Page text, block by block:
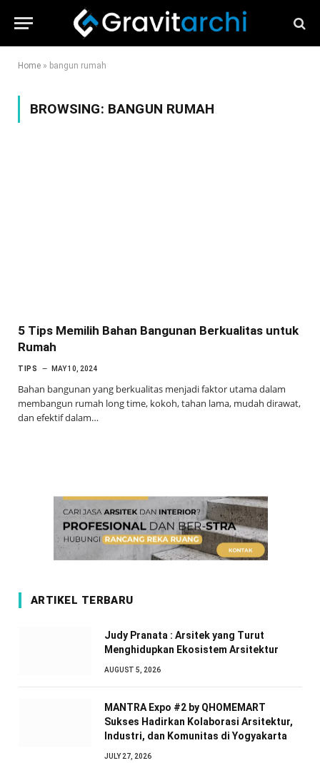
Home » bangun rumah
BROWSING: BANGUN RUMAH
5 Tips Memilih Bahan Bangunan Berkualitas untuk
Rumah
TIPS MAY 10, 2024
Bahan bangunan yang berkualitas menjadi faktor utama dalam
membangun rumah long time, kokoh, tahan lama, mudah dirawat,
dan efektif dalam…
ARTIKEL TERBARU
Judy Pranata : Arsitek yang Turut
Menghidupkan Ekosistem Arsitektur
AUGUST 5, 2026
MANTRA Expo #2 by QHOMEMART
Sukses Hadirkan Kolaborasi Arsitektur,
Industri, dan Komunitas di Yogyakarta
JULY 27, 2026